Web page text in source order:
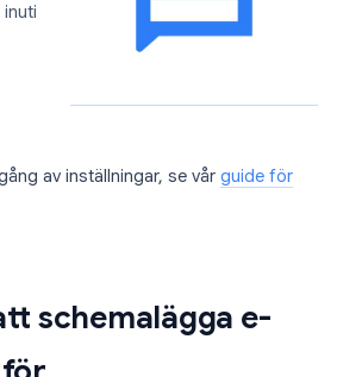
av inställningar, se vår guide för
schemalägga e-